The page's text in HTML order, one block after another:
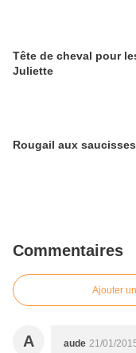
Tête de cheval pour
Juliette
Rougail aux
Commentaires
Ajouter
A aude 21/01/